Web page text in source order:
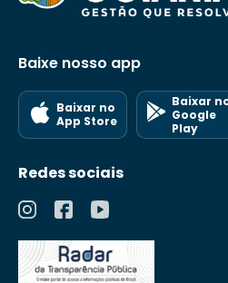
Baixe nosso app
Baixar no
App Store
Baixar
Google
Play
Redes sociais